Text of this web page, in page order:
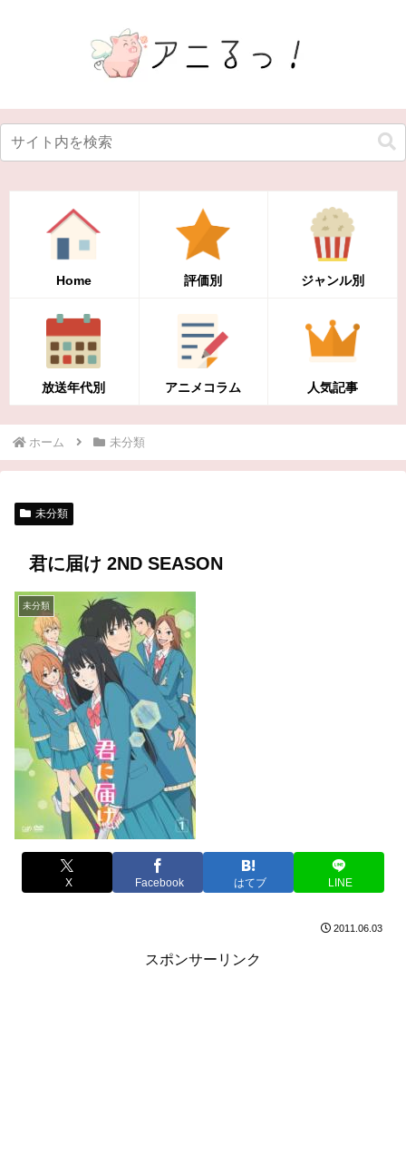
Home 評価別 ジャンル別
放送年代別 アニメコラム 人気記事
ホーム 未分類
未分類
君に届け 2ND SEASON
未分類
X Facebook はてブ LINE
2011.06.03
スポンサーリンク